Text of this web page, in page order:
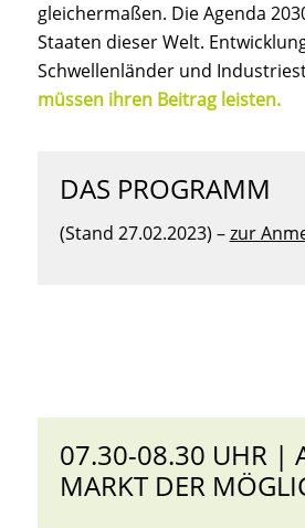
gleichermaßen. Die Agenda
Staaten dieser Welt.
Schwellenländer und
müssen ihren Beitrag leisten.
DAS PROGRAMM
(Stand 27.02.2023) –zur
07.30-08.30 UHR |
MARKT DER